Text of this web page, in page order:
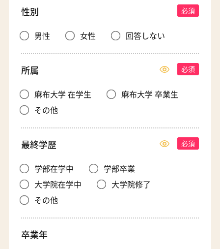
性別
男性 女性 回答しない
所属
麻布大学 在学生
麻布大学 卒業生
その他
最終学歴
学部在学中
学部卒業
大学院在学中
大学院修了
その他
卒業年